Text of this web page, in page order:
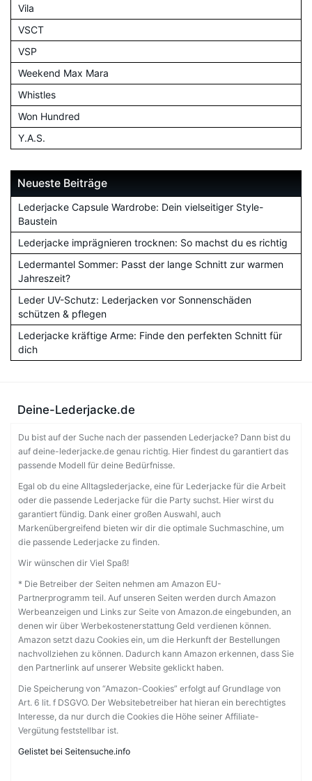
Vila
VSCT
VSP
Weekend Max Mara
Whistles
Won Hundred
Y.A.S.
Neueste Beiträge
Lederjacke Capsule Wardrobe: Dein vielseitiger Style-
Baustein
Lederjacke imprägnieren trocknen: So machst du es richtig
Ledermantel Sommer: Passt der lange Schnitt zur warmen
Jahreszeit?
Leder UV-Schutz: Lederjacken vor Sonnenschäden
schützen & pflegen
Lederjacke kräftige Arme: Finde den perfekten Schnitt für
dich
Deine-Lederjacke.de
Du bist auf der Suche nach der passenden Lederjacke? Dann bist du
auf deine-lederjacke.de genau richtig. Hier findest du garantiert das
passende Modell für deine Bedürfnisse.
Egal ob du eine Alltagslederjacke, eine für Lederjacke für die Arbeit
oder die passende Lederjacke für die Party suchst. Hier wirst du
garantiert fündig. Dank einer großen Auswahl, auch
Markenübergreifend bieten wir dir die optimale Suchmaschine, um
die passende Lederjacke zu finden.
Wir wünschen dir Viel Spaß!
* Die Betreiber der Seiten nehmen am Amazon EU-
Partnerprogramm teil. Auf unseren Seiten werden durch Amazon
Werbeanzeigen und Links zur Seite von Amazon.de eingebunden, an
denen wir über Werbekostenerstattung Geld verdienen können.
Amazon setzt dazu Cookies ein, um die Herkunft der Bestellungen
nachvollziehen zu können. Dadurch kann Amazon erkennen, dass Sie
den Partnerlink auf unserer Website geklickt haben.
Die Speicherung von “Amazon-Cookies” erfolgt auf Grundlage von
Art. 6 lit. f DSGVO. Der Websitebetreiber hat hieran ein berechtigtes
Interesse, da nur durch die Cookies die Höhe seiner Affiliate-
Vergütung feststellbar ist.
Gelistet bei Seitensuche.info